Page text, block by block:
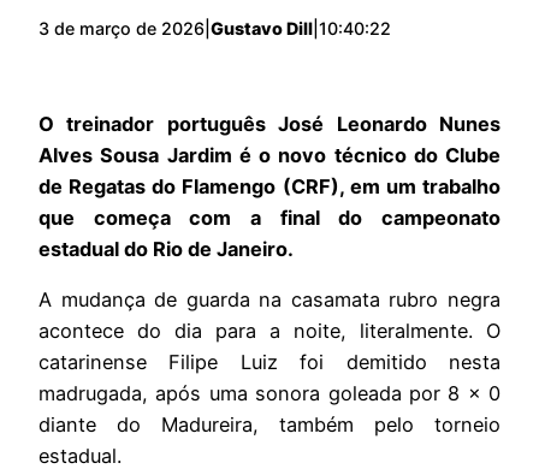
3 de março de 2026 Gustavo Dill 10:40:22
O treinador português José Leonardo Nunes
Alves Sousa Jardim é o novo técnico do Clube
de Regatas do Flamengo (CRF), em um trabalho
que começa com a final do campeonato
estadual do Rio de Janeiro.
A mudança de guarda na casamata rubro negra
acontece do dia para a noite, literalmente. O
catarinense Filipe Luiz foi demitido nesta
madrugada, após uma sonora goleada por 8 x 0
diante do Madureira, também pelo torneio
estadual.